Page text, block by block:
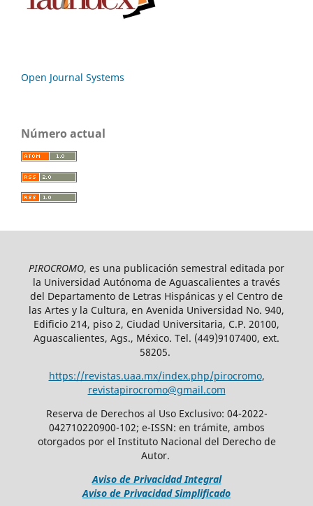
Open Journal Systems
Número actual
PIROCROMO, es una publicación semestral editada por
la Universidad Autónoma de Aguascalientes a través
del Departamento de Letras Hispánicas y el Centro de
las Artes y la Cultura, en Avenida Universidad No. 940,
Edificio 214, piso 2, Ciudad Universitaria, C.P. 20100,
Aguascalientes, Ags., México. Tel. (449)9107400, ext.
58205.
https://revistas.uaa.mx/index.php/pirocromo,
revistapirocromo@gmail.com
Reserva de Derechos al Uso Exclusivo: 04-2022-
042710220900-102; e-ISSN: en trámite, ambos
otorgados por el Instituto Nacional del Derecho de
Autor.
Aviso de Privacidad Integral
Aviso de Privacidad Simplificado